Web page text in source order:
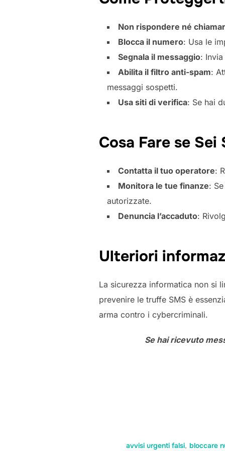
Non rispondere né
Blocca il numero: Usa le
Segnala il messaggio:
Abilita il filtro anti-spam:
messaggi sospetti.
Usa siti di verifica: Se hai
Cosa Fare se
Contatta il tuo operatore:
Monitora le tue finanze:
autorizzate.
Denuncia l’accaduto:
Ulteriori
La sicurezza informatica non si
prevenire le truffe SMS è
arma contro i cybercriminali.
Se hai ricevuto
avvisi urgenti falsi, bloccare